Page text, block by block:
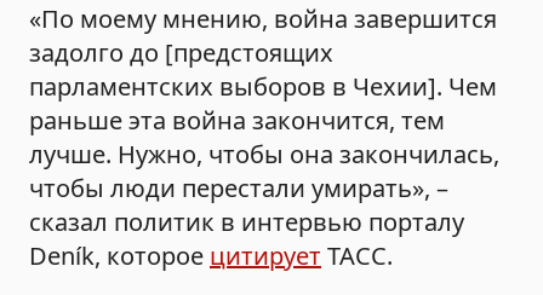
«По моему мнению, война завершится
задолго до [предстоящих
парламентских выборов в Чехии]. Чем
раньше эта война закончится, тем
лучше. Нужно, чтобы она закончилась,
чтобы люди перестали умирать», –
сказал политик в интервью порталу
Deník, которое цитируетТАСС.